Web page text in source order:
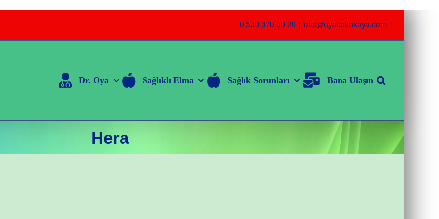
0 530 370 30 20 ofis@oyacetinkaya.com
Dr. Oya Sağlıklı Elma Sağlık Sorunları Bana Ulaşın
Hera